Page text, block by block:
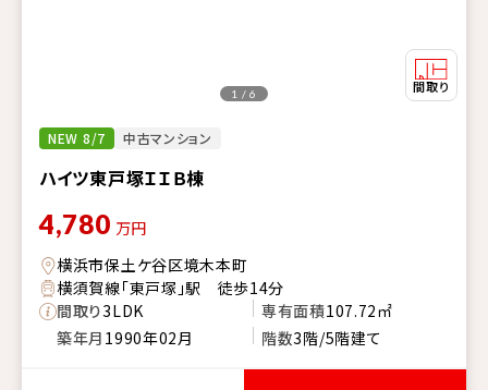
NEW 8/7 中古マンション
ハイツ東戸塚ＩＩＢ棟
1 / 6
4,780 万円
横浜市保土ケ谷区境木本町
横須賀線「東戸塚」駅 徒歩14分
間取り3LDK 専有面積107.72㎡
築年月 1990年02月 階数3階/5階建て